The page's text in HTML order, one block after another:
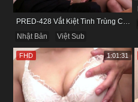
PRED-428 Vắt Kiệt Tinh Trùng Của Bạn Trai Để Chừa Thói Lăng Nhăng
Nhật Bản
Việt Sub
FHD 1:01:31